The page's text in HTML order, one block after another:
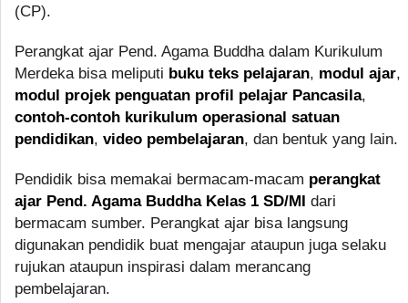
(CP).
Perangkat ajar Pend. Agama Buddha dalam Kurikulum
Merdeka bisa meliputi buku teks pelajaran, modul ajar,
modul projek penguatan profil pelajar Pancasila,
contoh-contoh kurikulum operasional satuan
pendidikan, video pembelajaran, dan bentuk yang lain.
Pendidik bisa memakai bermacam-macam perangkat
ajar Pend. Agama Buddha Kelas 1 SD/MI
dari
bermacam sumber. Perangkat ajar bisa langsung
digunakan pendidik buat mengajar ataupun juga selaku
rujukan ataupun inspirasi dalam merancang
pembelajaran.